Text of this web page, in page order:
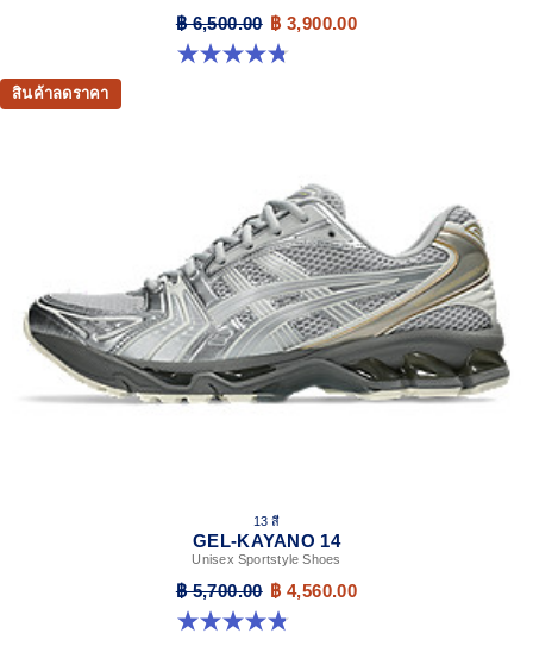
฿ 6,500.00 ฿ 3,900.00
4.8 จาก 5 ดาว 222 รีวิว
สินค้าลดราคา
13 สี
GEL-KAYANO 14
Unisex Sportstyle Shoes
฿ 5,700.00 ฿ 4,560.00
4.8 จาก 5 ดาว 1721 รีวิว